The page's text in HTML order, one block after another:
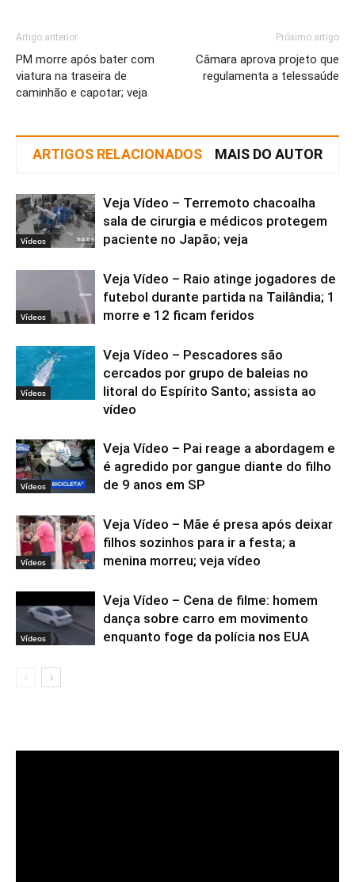
Artigo anterior
PM morre após bater com
viatura na traseira de
caminhão e capotar; veja
Próximo artigo
Câmara aprova projeto que
regulamenta a telessaúde
ARTIGOS RELACIONADOS MAIS DO AUTOR
Vídeos
Veja Vídeo – Terremoto chacoalha
sala de cirurgia e médicos protegem
paciente no Japão; veja
Vídeos
Veja Vídeo – Raio atinge jogadores de
futebol durante partida na Tailândia; 1
morre e 12 ficam feridos
Vídeos
Veja Vídeo – Pescadores são
cercados por grupo de baleias no
litoral do Espírito Santo; assista ao
vídeo
Vídeos
Veja Vídeo – Pai reage a abordagem e
é agredido por gangue diante do filho
de 9 anos em SP
Vídeos
Veja Vídeo – Mãe é presa após deixar
filhos sozinhos para ir a festa; a
menina morreu; veja vídeo
Vídeos
Veja Vídeo – Cena de filme: homem
dança sobre carro em movimento
enquanto foge da polícia nos EUA